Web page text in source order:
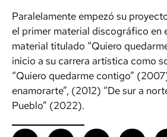
Paralelamente empezó su
el primer material discográfico en
material titulado “Quiero
inicio a su carrera artística como
“Quiero quedarme contigo”
enamorarte”, (2012) “De sur a
Pueblo” (2022).